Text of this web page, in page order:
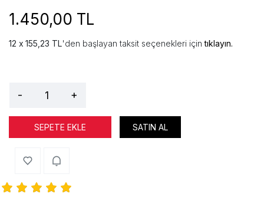
1.450,00 TL
155,23 TL'den başlayan taksit seçenekleri içintıklayın.
- +
SEPETE EKLE SATIN AL